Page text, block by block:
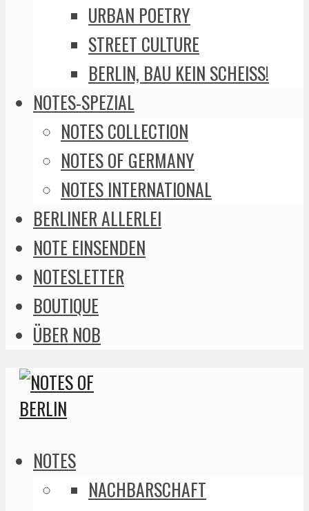
URBAN POETRY
STREET CULTURE
BERLIN, BAU KEIN SCHEISS!
NOTES-SPEZIAL
NOTES COLLECTION
NOTES OF GERMANY
NOTES INTERNATIONAL
BERLINER ALLERLEI
NOTE EINSENDEN
NOTESLETTER
BOUTIQUE
ÜBER NOB
NOTES
NACHBARSCHAFT